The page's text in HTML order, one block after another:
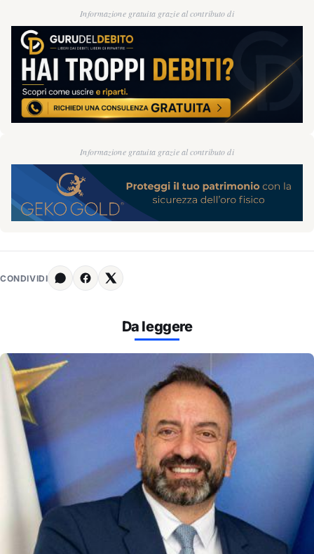
Informazione gratuita grazie al contributo di
Informazione gratuita grazie al contributo di
CONDIVIDI
Da leggere